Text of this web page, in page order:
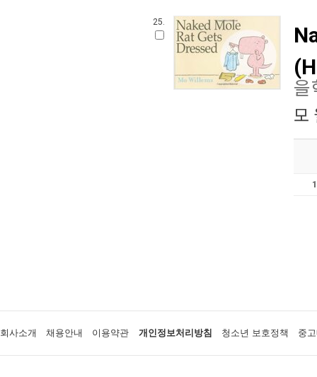
25.
을
모
회사소개 채용안내 이용약관 개인정보처리방침 청소년 보호정책 중